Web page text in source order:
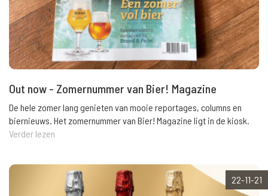
Out now - Zomernummer van Bier! Magazine
De hele zomer lang genieten van mooie reportages, columns en
biernieuws. Het zomernummer van Bier! Magazine ligt in de kiosk.
Verder lezen
22-11-21